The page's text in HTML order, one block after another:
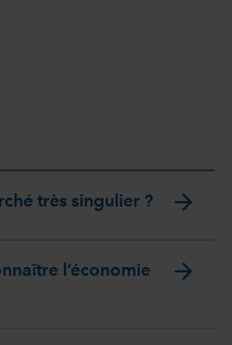
très singulier ? arrow_forward
l’économie
arrow_forward